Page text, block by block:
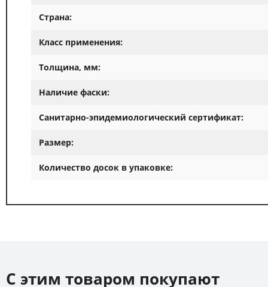
Страна:
Класс применения:
Толщина, мм:
Наличие фаски:
Санитарно-эпидемиологический сертификат:
Размер:
Количество досок в упаковке:
С этим товаром покупают